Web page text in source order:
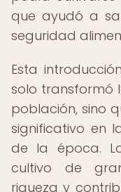
que ayudó a
seguridad
Esta
solo transformó
población, sino
significativo en
de la época.
cultivo de
riqueza y